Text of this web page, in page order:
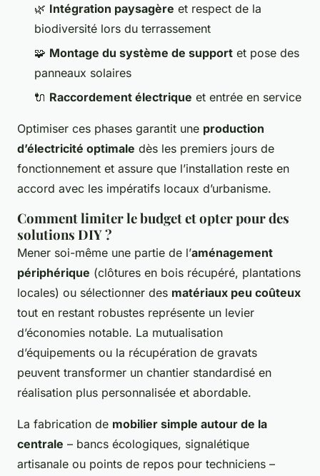
🌿 Intégration paysagère et respect de la
biodiversité lors du terrassement
🧩 Montage du système de support et pose des
panneaux solaires
🔌 Raccordement électrique et entrée en service
Optimiser ces phases garantit une production
d’électricité optimale dès les premiers jours de
fonctionnement et assure que l’installation reste en
accord avec les impératifs locaux d’urbanisme.
Comment limiter le budget et opter pour des
solutions DIY ?
Mener soi-même une partie de l’aménagement
périphérique (clôtures en bois récupéré, plantations
locales) ou sélectionner des matériaux peu coûteux
tout en restant robustes représente un levier
d’économies notable. La mutualisation
d’équipements ou la récupération de gravats
peuvent transformer un chantier standardisé en
réalisation plus personnalisée et abordable.
La fabrication de mobilier simple autour de la
centrale – bancs écologiques, signalétique
artisanale ou points de repos pour techniciens –